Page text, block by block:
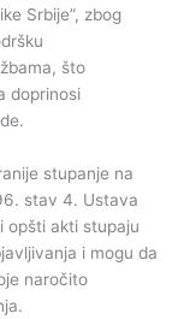
Srbije”, zbog
što
doprinosi
stupanje na
stav 4. Ustava
opšti akti stupaju
i mogu da
naročito